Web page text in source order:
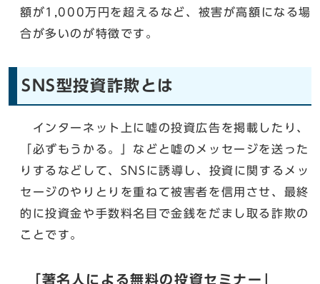
額が1,000万円を超えるなど、被害が高額になる場
合が多いのが特徴です。
SNS型投資詐欺とは
インターネット上に嘘の投資広告を掲載したり、
「必ずもうかる。」などと嘘のメッセージを送った
りするなどして、SNSに誘導し、投資に関するメッ
セージのやりとりを重ねて被害者を信用させ、最終
的に投資金や手数料名目で金銭をだまし取る詐欺の
こと​です。
「著名人による無料の投資セミナー」